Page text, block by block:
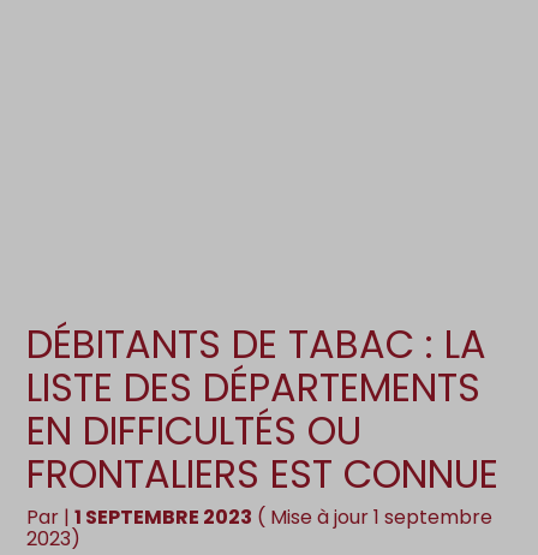
DÉBITANTS DE TABAC : LA
LISTE DES DÉPARTEMENTS
EN DIFFICULTÉS OU
FRONTALIERS EST CONNUE
Par |1 SEPTEMBRE 2023 ( Mise à jour 1 septembre
2023)